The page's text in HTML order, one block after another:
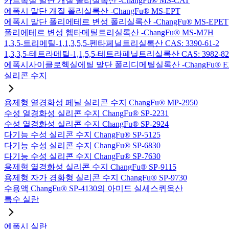
에폭시 말단 개질 폴리실록산 -ChangFu® MS-EPT
에폭시 말단 폴리에테르 변성 폴리실록산 -ChangFu® MS-EPET
폴리에테르 변성 헵타메틸트리실록산 -ChangFu® MS-M7H
1,3,5-트리메틸-1,1,3,5,5-펜타페닐트리실록산 CAS: 3390-61-2
1,3,3,5-테트라메틸-1,1,5,5-테트라페닐트리실록산 CAS: 3982-
에폭시사이클로헥실에틸 말단 폴리디메틸실록산 -ChangFu®
실리콘 수지
용제형 열경화성 페닐 실리콘 수지 ChangFu® MP-2950
수성 열경화성 실리콘 수지 ChangFu® SP-2231
수성 열경화성 실리콘 수지 ChangFu® SP-2924
다기능 수성 실리콘 수지 ChangFu® SP-5125
다기능 수성 실리콘 수지 ChangFu® SP-6830
다기능 수성 실리콘 수지 ChangFu® SP-7630
용제형 열경화성 실리콘 수지 ChangFu® SP-9115
용제형 자가 경화형 실리콘 수지 ChangFu® SP-9730
수용액 ChangFu® SP-4130의 아미드 실세스퀴옥산
특수 실란
에폭시 실란